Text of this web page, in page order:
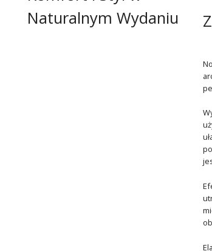
Naturalnym Wydaniu